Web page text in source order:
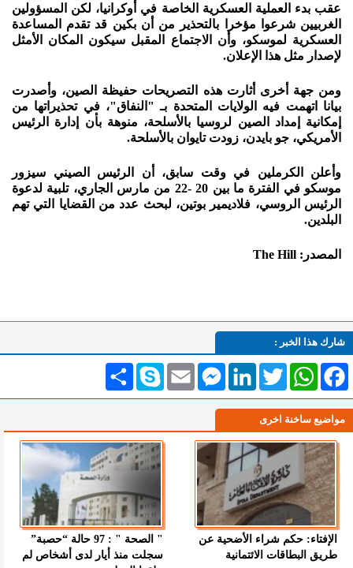
عقب بدء العملية العسكرية الخاصة في أوكرانيا، لكن المسؤولين
الغربيين شرعوا مؤخرا بالتحذير من أن بكين قد تقدم المساعدة
العسكرية لموسكو، وأن الاجتماع المقبل سيكون المكان الأمثل
لإصدار مثل هذا الإعلان.
ومن جهة أخرى أثارت هذه التصريحات حفيظة الصين، وأصدرت
بيانا اتهمت فيه الولايات المتحدة بـ "النفاق"، في تحذيراتها من
إمكانية إمداد الصين لروسيا بالأسلحة، منوهة بأن إدارة الرئيس
الأمريكي، جو بايدن، زودت تايوان بالأسلحة.
وأعلن الكرملين في وقت سابق، أن الرئيس الصيني سيزور
موسكو في الفترة ما بين 20 -22 من مارس الجاري، تلبية لدعوة
الرئيس الروسي، فلاديمير بوتين، لبحث عدد من القضايا التي تهم
البلدين.
المصدر: The Hill
شارك هذا الخبر :
انشر Skype Email
MessengerLinkedInTwitterWhatsAppFacebook
مواضيع ساخنة اخرى
الإفتاء: حكم شراء الأضحية عن
طريق البطاقات الائتمانية
" الصحة " : 97 حالة “حصبة”
سجلت منذ أيار لدى أشخاص لم